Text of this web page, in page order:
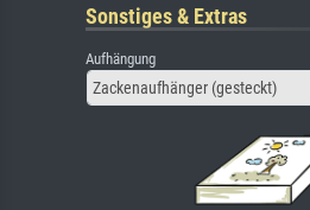
Sonstiges & Extras
Aufhängung
Zackenaufhänger (gesteckt)